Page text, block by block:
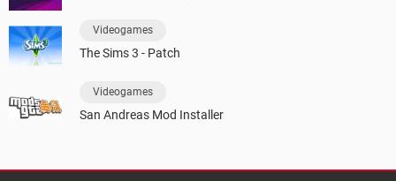
Videogames
The Sims 3 - Patch
Videogames
San Andreas Mod Installer